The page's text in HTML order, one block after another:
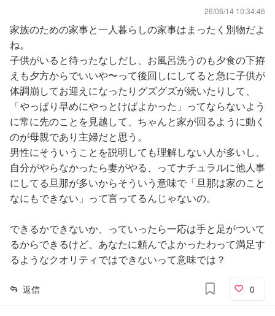
26/06/14 10:34:46
家族のための家事と一人暮らしの家事はまったく別物だよ
ね。
子供がいると待ったなしだし、お風呂洗うのも夕食の下拵
えも夕方からでいいや〜って後回しにしてると急に子供が
体調崩してお迎えになったりグズグズが続いたりして、
「やっぱり早めにやっとけばよかった」ってならないよう
に常に先のことを見越して、ちゃんと家が回るように動く
のが母親であり主婦だと思う。
男性にそういうことを説明しても理解しない人が多いし、
自分がやらなかったら妻がやる、ってナチュラルに他人事
にしてる旦那が多いからそういう意味で「旦那は家のこと
なにもできない」って言ってるんじゃないの。
できるかできないか、っていったら一応は手と足がついて
るからできるけど、あなたに頼んでよかったわって満足す
るようなクオリティではできないって意味では？
返信 0